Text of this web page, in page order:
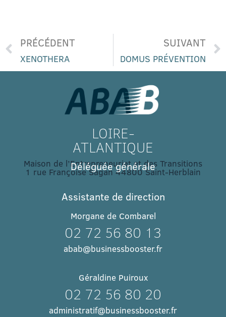
PRÉCÉDENT
XENOTHERA
SUIVANT
DOMUS PRÉVENTION
LOIRE-
ATLANTIQUE
Maison de l’Entrepreneuriat et des Transitions
1 rue Françoise Sagan 44800 Saint-Herblain
Déléguée générale
Assistante de direction
Morgane de Combarel
02 72 56 80 13
abab@businessbooster.fr
Géraldine Puiroux
02 72 56 80 20
administratif@businessbooster.fr